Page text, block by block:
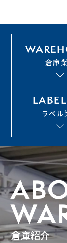
倉庫
ラベル
倉庫紹介